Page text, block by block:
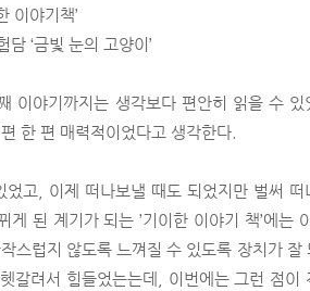
이야기책’
‘금빛 눈의 고양이’
이야기까지는 생각보다 편안히 읽을 수
한 편 매력적이었다고 생각한다.
고, 이제 떠나보낼 때도 되었지만 벌써
된 계기가 되는 ’기이한 이야기 책’에는
스럽지 않도록 느껴질 수 있도록 장치가 잘
갈려서 힘들었는는데, 이번에는 그런 점이